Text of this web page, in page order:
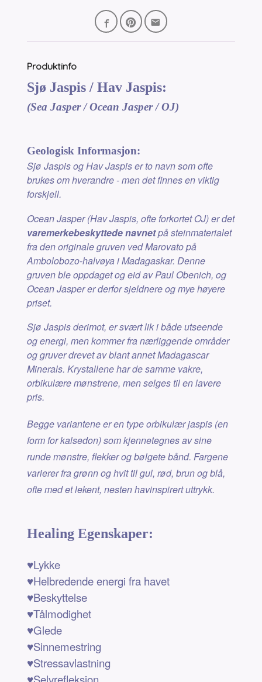
Produktinfo
Sjø Jaspis / Hav Jaspis:
(Sea Jasper / Ocean Jasper / OJ)
Geologisk Informasjon:
Sjø Jaspis og Hav Jaspis er to navn som ofte
brukes om hverandre - men det finnes en viktig
forskjell.
Ocean Jasper (Hav Jaspis, ofte forkortet OJ) er det
varemerkebeskyttede navnetpå steinmaterialet
fra den originale gruven ved Marovato på
Ambolobozo-halvøya i Madagaskar. Denne
gruven ble oppdaget og eid av Paul Obenich, og
Ocean Jasper er derfor sjeldnere og mye høyere
priset.
Sjø Jaspis derimot, er svært lik i både utseende
og energi, men kommer fra nærliggende områder
og gruver drevet av blant annet Madagascar
Minerals. Krystallene har de samme vakre,
orbikulære mønstrene, men selges til en lavere
pris.
Begge variantene er en type orbikulær jaspis (en
form for kalsedon) som kjennetegnes av sine
runde mønstre, flekker og bølgete bånd. Fargene
varierer fra grønn og hvit til gul, rød, brun og blå,
ofte med et lekent, nesten havinspirert uttrykk.
Healing Egenskaper:
♥Lykke
♥Helbredende energi fra havet
♥Beskyttelse
♥Tålmodighet
♥Glede
♥Sinnemestring
♥Stressavlastning